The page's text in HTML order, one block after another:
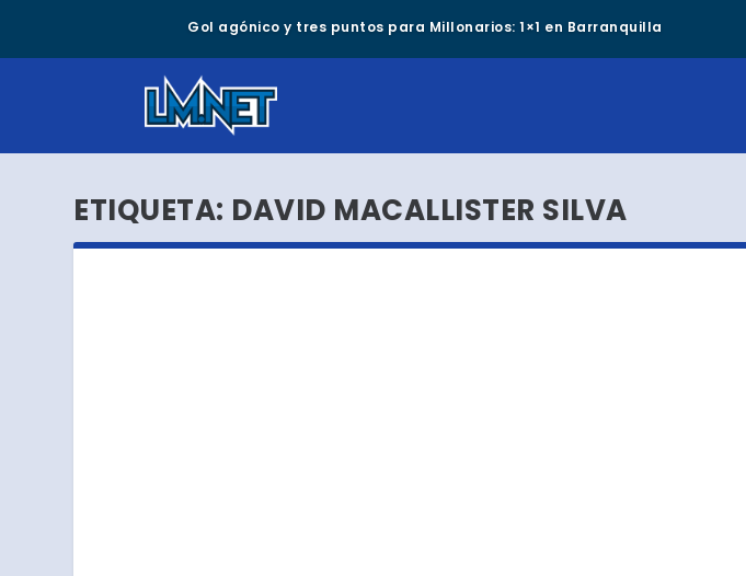
Gol agónico y tres puntos para Millonarios: 1×1 en Barranquilla
ETIQUETA: DAVID MACALLISTER SILVA